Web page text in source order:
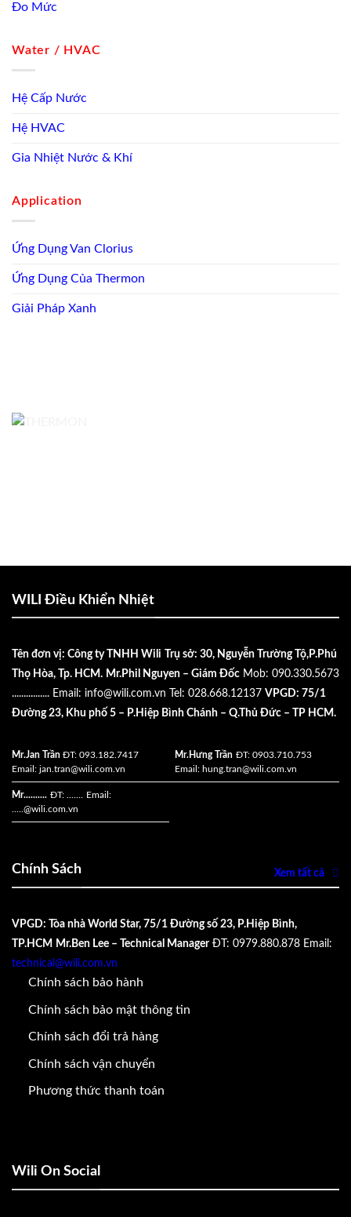
Đo Mức
Water / HVAC
Hệ Cấp Nước
Hệ HVAC
Gia Nhiệt Nước & Khí
Application
Ứng Dụng Van Clorius
Ứng Dụng Của Thermon
Giải Pháp Xanh
WILI Điều Khiển Nhiệt
Tên đơn vị: Công ty TNHH Wili
Trụ sở: 30, Nguyễn Trường Tộ,P.Phú
Thọ Hòa, Tp. HCM. Mr.Phil Nguyen – Giám Đốc Mob: 090.330.5673
................ Email: info@wili.com.vn Tel: 028.668.12137 VPGD: 75/1
Đường 23, Khu phố 5 – P.Hiệp Bình Chánh – Q.Thủ Đức – TP HCM.
Mr.Jan Trần ĐT: 093.182.7417
Email: jan.tran@wili.com.vn
Mr.Hưng Trần ĐT: 0903.710.753
Email: hung.tran@wili.com.vn
Mr.......... ĐT: ....... Email:
.....@wili.com.vn
Chính Sách Xem tất cả
VPGD: Tòa nhà World Star, 75/1 Đường số 23, P.Hiệp Bình,
TP.HCM Mr.Ben Lee – Technical Manager ĐT: 0979.880.878 Email:
technical@wili.com.vn
Chính sách bảo hành
Chính sách bảo mật thông tin
Chính sách đổi trả hàng
Chính sách vận chuyển
Phương thức thanh toán
Wili On Social